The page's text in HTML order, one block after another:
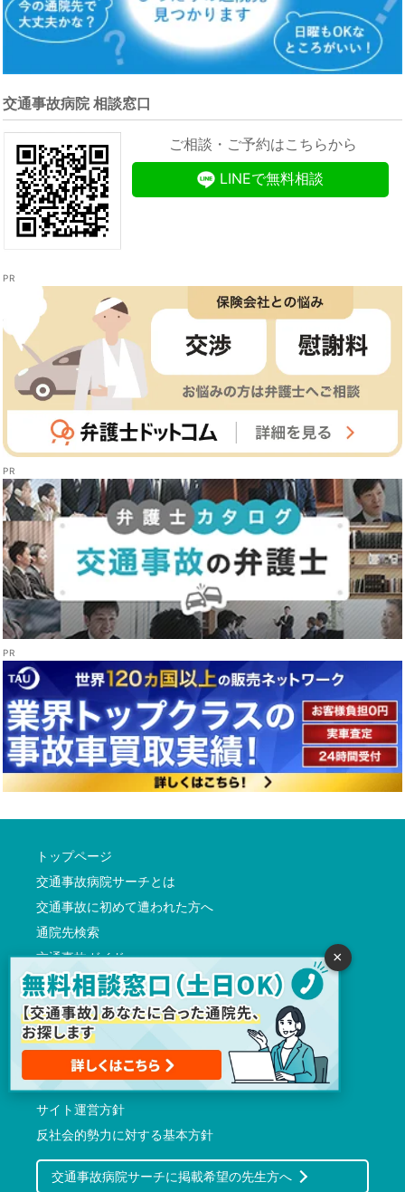
交通事故病院 相談窓口
ご相談・ご予約はこちらから
LINEで無料相談
トップページ
交通事故病院サーチとは
交通事故に初めて遭われた方へ
通院先検索
交通事故ガイド
記事監修者一覧
交通事故診断
よくある質問
会社概要
利用規約（プライバシーポリシーを含む）
サイト運営方針
反社会的勢力に対する基本方針
交通事故病院サーチに掲載希望の先生方へ
×